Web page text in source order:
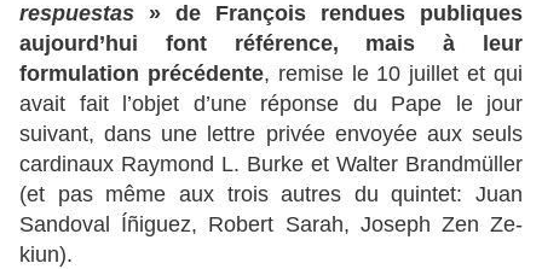
respuestas » de François rendues publiques
aujourd’hui font référence, mais à leur
formulation précédente, remise le 10 juillet et qui
avait fait l’objet d’une réponse du Pape le jour
suivant, dans une lettre privée envoyée aux seuls
cardinaux Raymond L. Burke et Walter Brandmüller
(et pas même aux trois autres du quintet: Juan
Sandoval Íñiguez, Robert Sarah, Joseph Zen Ze-
kiun).